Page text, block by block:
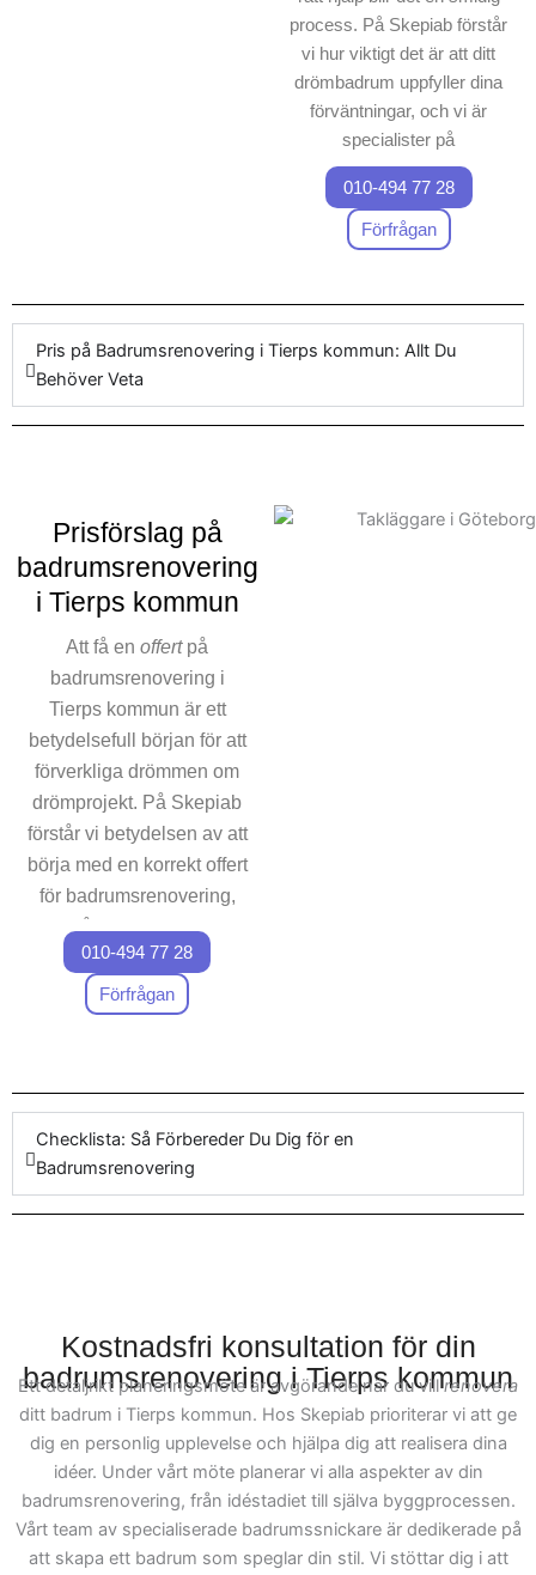
process. På Skepiab förstår
vi hur viktigt det är att ditt
drömbadrum uppfyller dina
förväntningar, och vi är
specialister på
badrumsrenovering Tierps
kommun. Vi erbjuder
omfattande tjänster för
badrumsrenovering, vilket
hanteras med högsta
arbetet, där både produkter
projekt badrumsprojekt
fokus på kvalitet.
010-494 77 28
Förfrågan
Pris på Badrumsrenovering i Tierps kommun: Allt Du
Behöver Veta
Prisförslag på
badrumsrenovering
i Tierps kommun
Att få enoffertpå
badrumsrenovering i
Tierps kommun är ett
betydelsefull början för att
förverkliga drömmen om
drömprojekt. På Skepiab
förstår vi betydelsen av att
börja med en korrekt offert
för badrumsrenovering,
och våra experter ser till
att du får den mest
transparenta erbjudandet.
Oavsett om du ser fram
byggentreprenader eller
mer stilrena lösningar, så
är vi här för att hjälpa. För
Skepiab är erfarna inom
olika projekt och arbetar
med att möta specifika
krav för
badrumsrenovering i
Tierps kommun. Vår
målsättning är att under
varje projekt hjälpa våra
010-494 77 28
Förfrågan
Checklista: Så Förbereder Du Dig för en
Badrumsrenovering
Kostnadsfri konsultation för din
badrumsrenovering i Tierps kommun
Ett detaljrikt planeringsmöte är avgörande när du villrenovera
ditt badrum i Tierps kommun. Hos Skepiab prioriterar vi att ge
dig en personlig upplevelse och hjälpa dig att realisera dina
idéer. Under vårt möte planerar vi alla aspekter av din
badrumsrenovering, från idéstadiet till själva byggprocessen.
Vårt team av specialiserade badrumssnickare är dedikerade på
att skapa ett badrum som speglar din stil. Vi stöttar dig i att